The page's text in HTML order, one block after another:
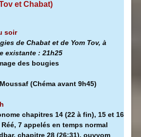
et Chabat)
soir
de Chabat et de Yom Tov, à
existante : 21h25
des bougies
(Chéma avant 9h45)
chapitres 14 (22 à fin), 15 et 16
7 appelés en temps normal
chapitre 28 (26:31), ouvyom